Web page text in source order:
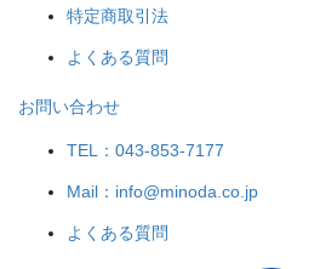
特定商取引法
よくある質問
お問い合わせ
TEL：043-853-7177
Mail：info@minoda.co.jp
よくある質問